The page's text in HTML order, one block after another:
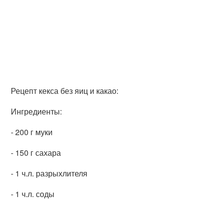
Рецепт кекса без яиц и какао:
Ингредиенты:
- 200 г муки
- 150 г сахара
- 1 ч.л. разрыхлителя
- 1 ч.л. соды